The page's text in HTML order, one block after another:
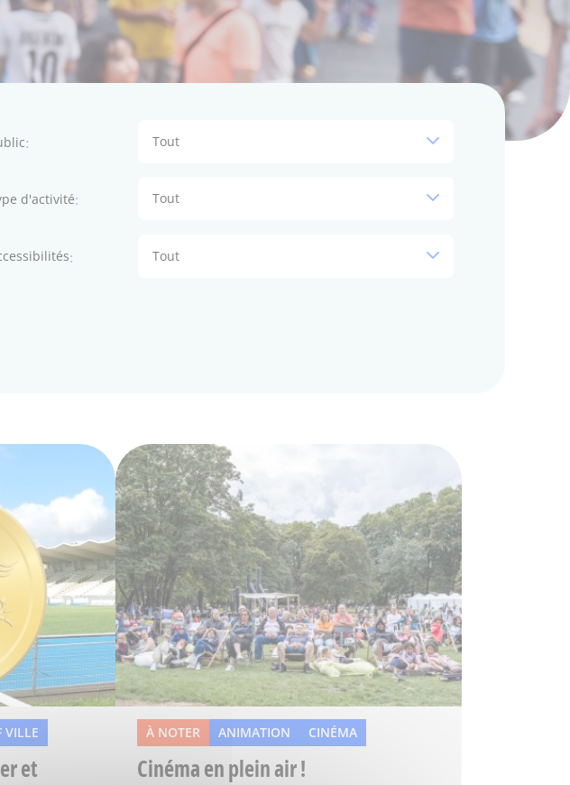
Tout
d'activité Tout
Tout
VILLE
et
À NOTER ANIMATION CINÉMA
Cinéma en plein air !